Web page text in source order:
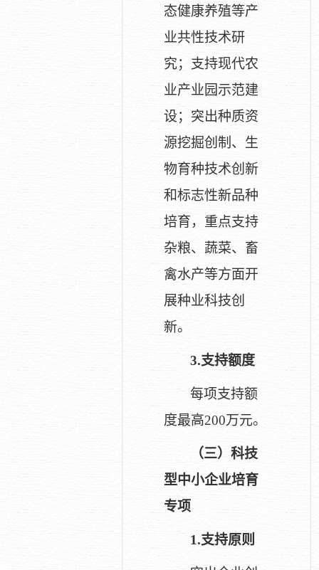
态健康养殖等产
业共性技术研
究；支持现代农
业产业园示范建
设；突出种质资
源挖掘创制、生
物育种技术创新
和标志性新品种
培育，重点支持
杂粮、蔬菜、畜
禽水产等方面开
展种业科技创
新。
3.支持额度
每项支持额
度最高200万元。
（三）科技
型中小企业培育
专项
1.支持原则